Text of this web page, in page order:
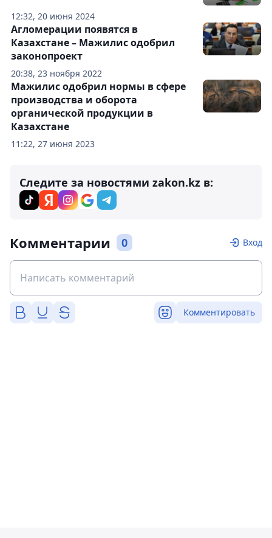
12:32, 20 июня 2024
20:38, 23 ноября 2022
Агломерации появятся в
Казахстане – Мажилис одобрил
законопроект
11:22, 27 июня 2023
Мажилис одобрил нормы в сфере
производства и оборота
органической продукции в
Казахстане
Следите за новостями zakon.kz в:
Комментарии 0 Вход
Комментировать